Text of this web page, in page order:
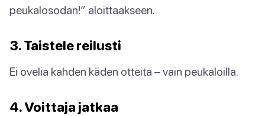
peukalosodan!” aloittaakseen.
3. Taistele reilusti
Ei ovelia kahden käden otteita – vain peukaloilla.
4. Voittaja jatkaa